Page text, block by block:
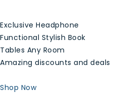
Exclusive Headphone
Functional Stylish Book
Tables Any Room
Amazing discounts and deals
Shop Now